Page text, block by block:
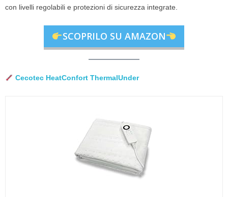
con livelli regolabili e protezioni di sicurezza integrate.
SCOPRILO SU AMAZON
Cecotec HeatConfort ThermalUnder